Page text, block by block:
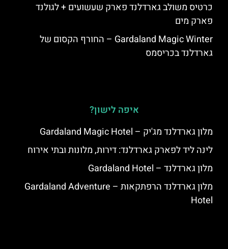
כרטיס משולב גארדלנד פארק שעשועים + לגולנד
פארק מים
Gardaland Magic Winter – החורף הקסום של
גארדלנד בכריסמס
איפה לישון?
מלון גארדלנד מג'יק – Gardaland Magic Hotel
לינה ליד לפארק גארדלנד: דירות, מלונות ובתי אירוח
מלון גארדלנד – Gardaland Hotel
מלון גארדלנד הרפתקאות – Gardaland Adventure
Hotel